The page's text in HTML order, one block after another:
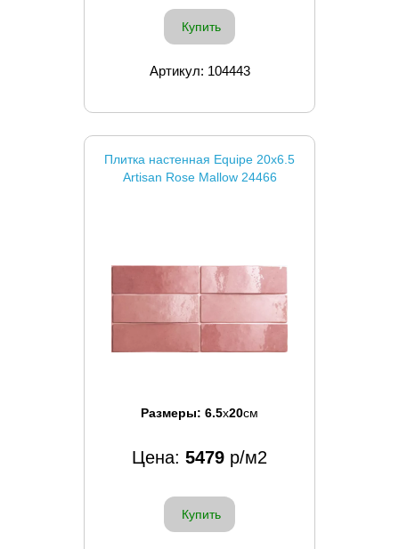
Купить
Артикул: 104443
Плитка настенная Equipe 20x6.5
Artisan Rose Mallow 24466
Размеры: 6.5x20см
Цена: 5479 р/м2
Купить